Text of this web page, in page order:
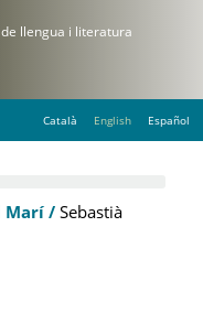
Català English Español
Marí /Sebastià